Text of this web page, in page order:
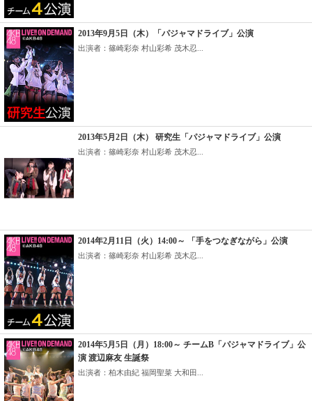
2013年9月5日（木）「パジャマドライブ」公演
出演者：篠崎彩奈 村山彩希 茂木忍...
2013年5月2日（木） 研究生「パジャマドライブ」公演
出演者：篠崎彩奈 村山彩希 茂木忍...
2014年2月11日（火）14:00～ 「手をつなぎながら」公演
出演者：篠崎彩奈 村山彩希 茂木忍...
2014年5月5日（月）18:00～ チームB「パジャマドライブ」公
演 渡辺麻友 生誕祭
出演者：柏木由紀 福岡聖菜 大和田...